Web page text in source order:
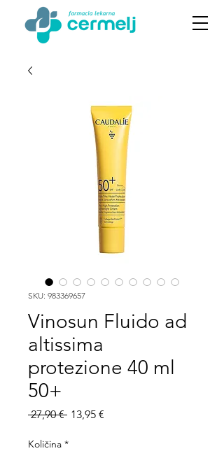
SKU: 983369657
Vinosun Fluido ad
altissima
protezione 40 ml
50+
27,90 € Redna
13,95 €
Količina *